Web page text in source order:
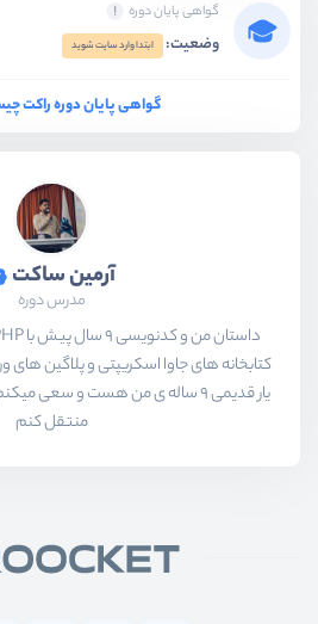
گواهی پایان دوره
وضعیت: ابتدا وارد سایت شوید
گواهی پایان دوره راکت
آرمین ساکت
مدرس دوره
کتابخانه های جاوا اسکریپتی و پلاگین
یار قدیمی 9 ساله ی من هست و سعی
منتقل کنم